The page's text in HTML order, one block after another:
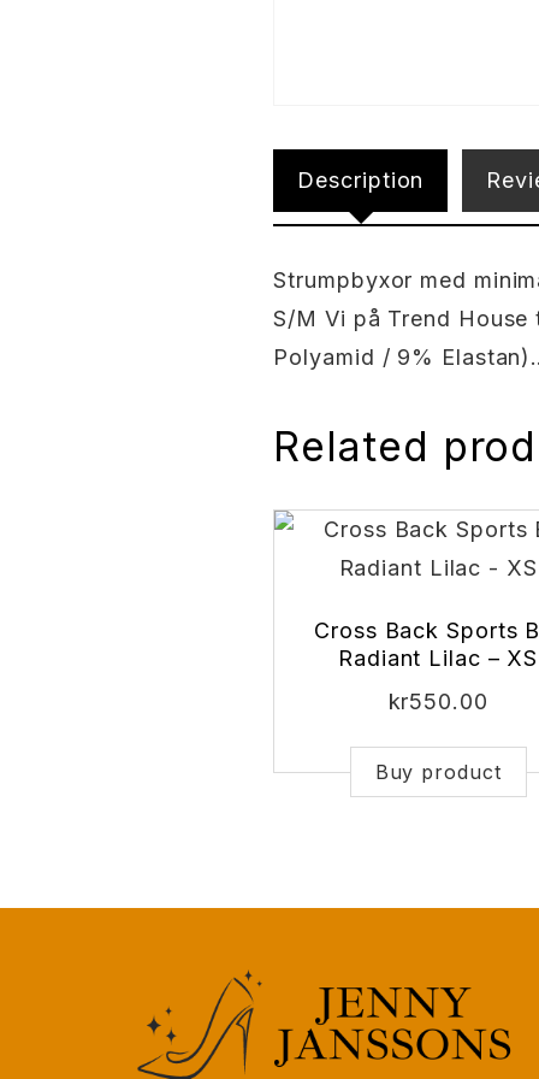
Description
Strumpbyxor med
S/M Vi på Trend
Polyamid / 9%
Related
Cross Back Sports
Radiant Lilac – XS
kr550.00
Buy product